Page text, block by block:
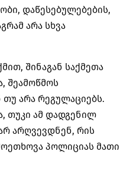
დაწესებულებების,
არა სხვა
შინაგან საქმეთა
შეამოწმოს
თუ არა რეგულაციებს.
თუკი ამ დადგენილ
არღვევდნენ, რის
პოლიციას მათი